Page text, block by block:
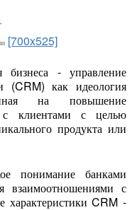
[700x525]
- управление
(CRM) как идеология
на повышение
с клиентами с целью
продукта или
понимание банками
взаимоотношениями с
характеристики CRM -